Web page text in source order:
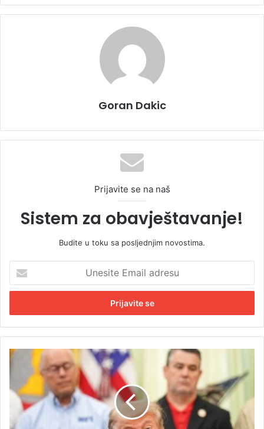
Goran Dakic
Prijavite se na naš
Sistem za obavještavanje!
Budite u toku sa posljednjim novostima.
e
i
t
E
m
i
T
r
m